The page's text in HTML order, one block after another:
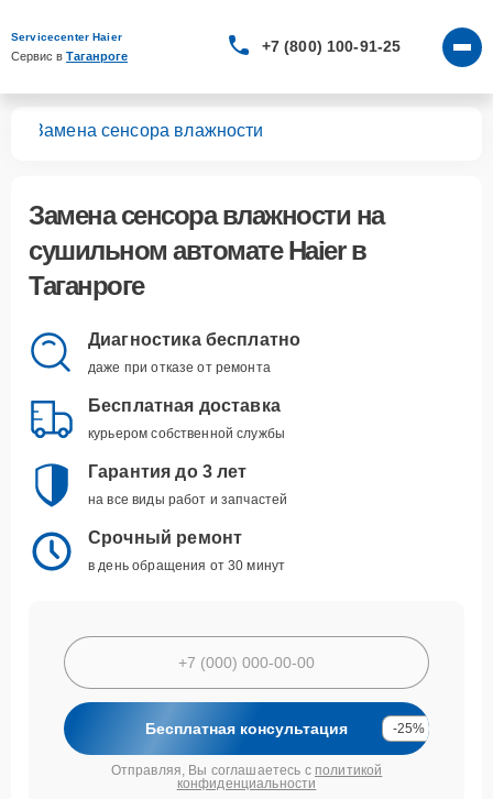
Servicecenter Haier
Сервис в Таганроге
+7 (800) 100-91-25
Замена сенсора влажности
Замена сенсора влажности на
сушильном автомате Haier в
Таганроге
Диагностика бесплатно
даже при отказе от ремонта
Бесплатная доставка
курьером собственной службы
Гарантия до 3 лет
на все виды работ и запчастей
Срочный ремонт
в день обращения от 30 минут
Бесплатная консультация -25%
Отправляя, Вы соглашаетесь с политикой
конфиденциальности